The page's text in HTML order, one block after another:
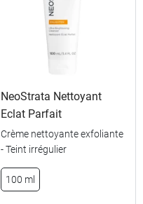
200 ml
NeoStrata Nettoyant
Eclat Parfait
Crème nettoyante exfoliante
- Teint irrégulier
100 ml